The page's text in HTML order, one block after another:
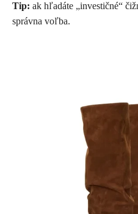
Tip: ak hľadáte „investičné“
správna voľba.